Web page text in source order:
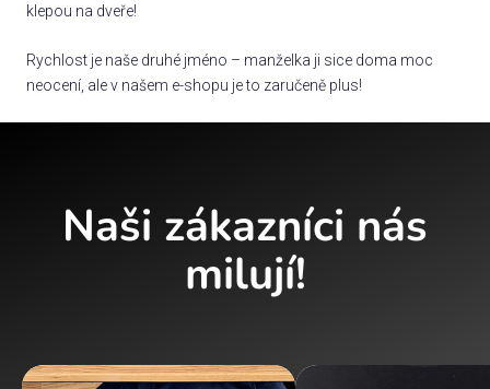
klepou na dveře!
Rychlost je naše druhé jméno – manželka ji sice doma moc
neocení, ale v našem e-shopu je to zaručeně plus!
Naši zákazníci nás
milují!